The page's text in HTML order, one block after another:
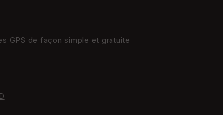
GPS de façon simple et gratuite